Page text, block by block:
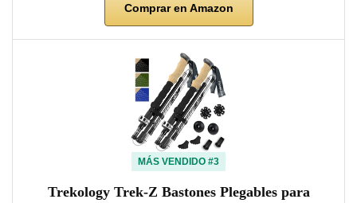
Comprar en Amazon
MÁS VENDIDO #3
Trekology Trek-Z Bastones Plegables para